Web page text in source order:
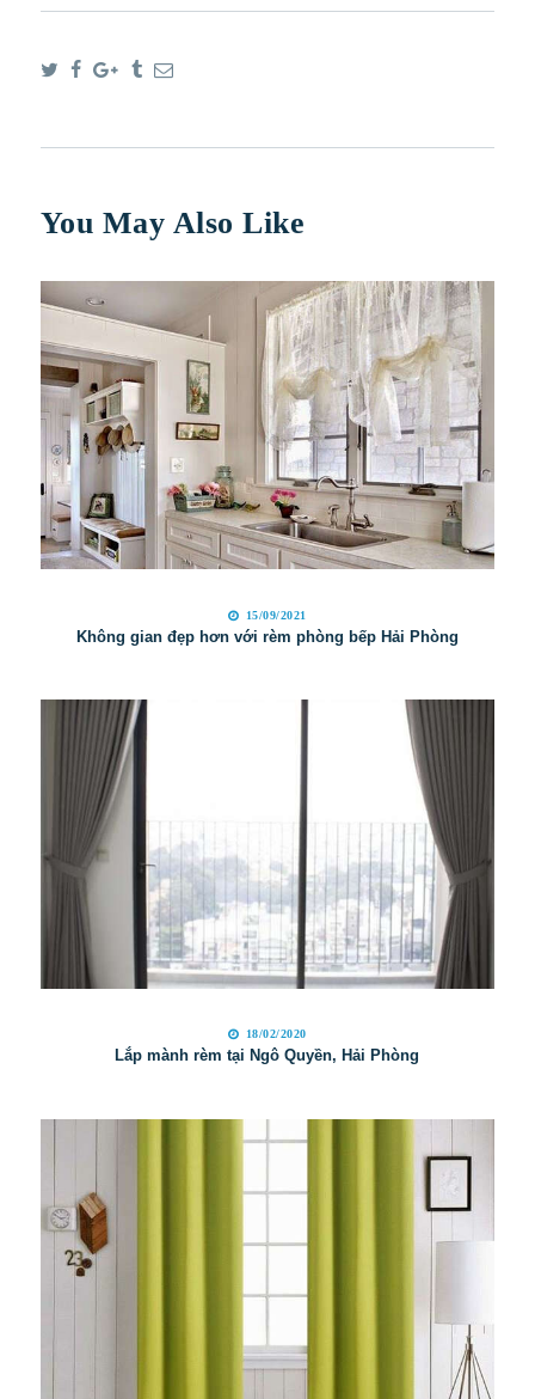
You May Also Like
15/09/2021
Không gian đẹp hơn với rèm phòng bếp Hải Phòng
18/02/2020
Lắp mành rèm tại Ngô Quyền, Hải Phòng